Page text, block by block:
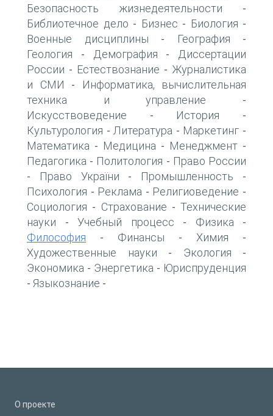
Безопасность жизнедеятельности -
Библиотечное дело - Бизнес - Биология -
Военные дисциплины - География -
Геология - Демография -
Диссертации
России - Естествознание - Журналистика
и СМИ -
Информатика, вычислительная
техника и управление -
Искусствоведение - История -
Культурология - Литература - Маркетинг -
Математика - Медицина - Менеджмент -
Педагогика - Политология - Право России
- Право України - Промышленность -
Психология - Реклама - Религиоведение -
Социология - Страхование - Технические
науки - Учебный процесс - Физика -
Философия - Финансы - Химия -
Художественные науки - Экология -
Экономика - Энергетика - Юриспруденция
- Языкознание -
О проекте